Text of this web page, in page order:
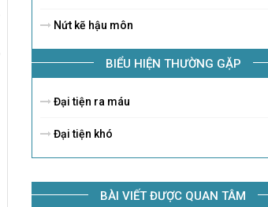
Nứt kẽ hậu môn
BIỂU HIỆN THƯỜNG GẶP
Đại tiện ra máu
Đại tiện khó
BÀI VIẾT ĐƯỢC QUAN TÂM